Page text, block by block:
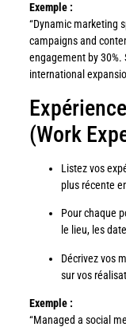
Exemple :
“Dynamic marketing
campaigns and
engagement by
international
(Work
Listez vos
plus récente
Pour chaque
le lieu, les
Décrivez vos
sur vos
Exemple :
“Managed a social